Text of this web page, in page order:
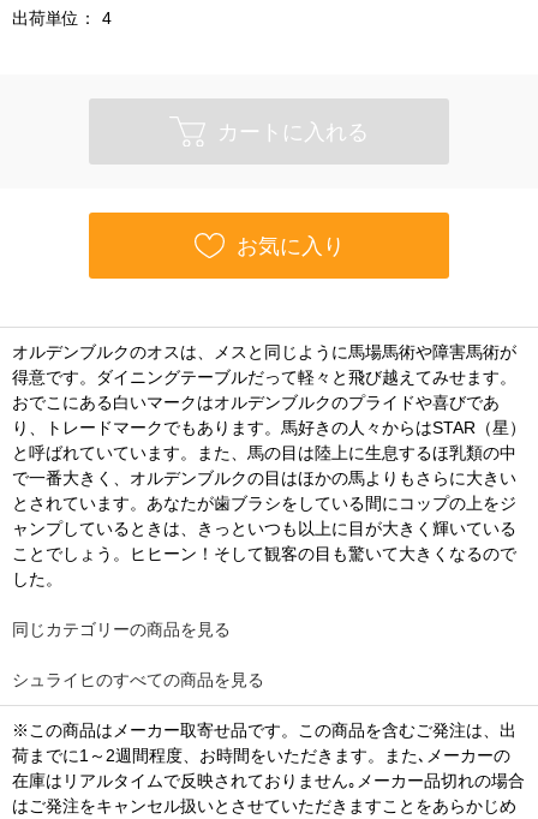
出荷単位：
4
カートに入れる
お気に入り
オルデンブルクのオスは、メスと同じように馬場馬術や障害馬術が
得意です。ダイニングテーブルだって軽々と飛び越えてみせます。
おでこにある白いマークはオルデンブルクのプライドや喜びであ
り、トレードマークでもあります。馬好きの人々からはSTAR（星）
と呼ばれていています。また、馬の目は陸上に生息するほ乳類の中
で一番大きく、オルデンブルクの目はほかの馬よりもさらに大きい
とされています。あなたが歯ブラシをしている間にコップの上をジ
ャンプしているときは、きっといつも以上に目が大きく輝いている
ことでしょう。ヒヒーン！そして観客の目も驚いて大きくなるので
した。
同じカテゴリーの商品を見る
シュライヒのすべての商品を見る
※この商品はメーカー取寄せ品です。この商品を含むご発注は、出
荷までに1～2週間程度、お時間をいただきます。また､メーカーの
在庫はリアルタイムで反映されておりません｡メーカー品切れの場合
はご発注をキャンセル扱いとさせていただきますことをあらかじめ